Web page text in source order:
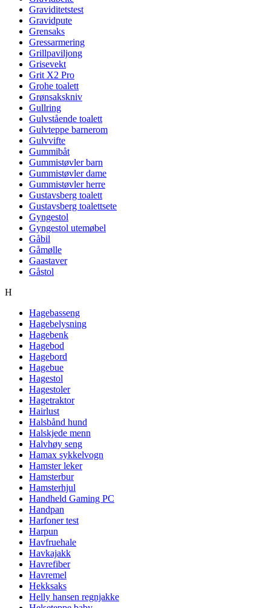
Graviditetstest
Gravidpute
Grensaks
Gressarmering
Grillpaviljong
Grisevekt
Grit X2 Pro
Grohe toalett
Grønsakskniv
Gullring
Gulvstående toalett
Gulvteppe barnerom
Gulvvifte
Gummibåt
Gummistøvler barn
Gummistøvler dame
Gummistøvler herre
Gustavsberg toalett
Gustavsberg toalettsete
Gyngestol
Gyngestol utemøbel
Gåbil
Gåmølle
Gaastaver
Gåstol
H
Hagebasseng
Hagebelysning
Hagebenk
Hagebod
Hagebord
Hagebue
Hagestol
Hagestoler
Hagetraktor
Hairlust
Halsbånd hund
Halskjede menn
Halvhøy seng
Hamax sykkelvogn
Hamster leker
Hamsterbur
Hamsterhjul
Handheld Gaming PC
Handpan
Harfoner test
Harpun
Havfruehale
Havkajakk
Havrefiber
Havremel
Hekksaks
Helly hansen regnjakke